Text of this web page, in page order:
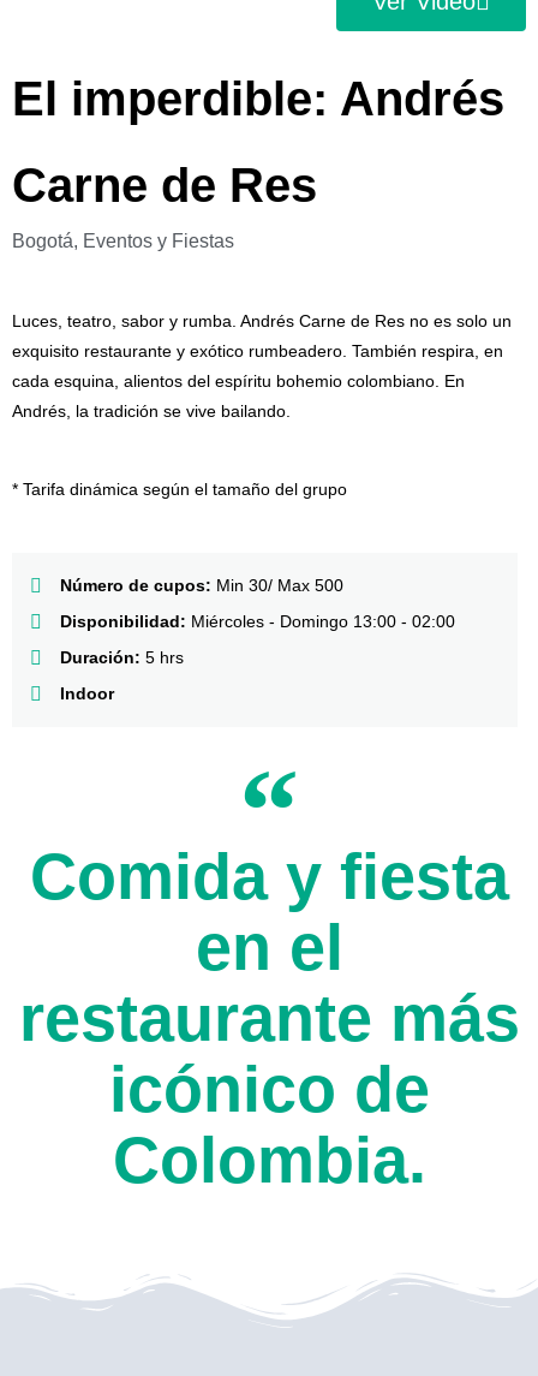
El imperdible: Andrés
Carne de Res
Bogotá, Eventos y Fiestas
Luces, teatro, sabor y rumba. Andrés Carne de Res no es solo un
exquisito restaurante y exótico rumbeadero. También respira, en
cada esquina, alientos del espíritu bohemio colombiano. En
Andrés, la tradición se vive bailando.
* Tarifa dinámica según el tamaño del grupo
Número de cupos: Min 30/ Max 500
Disponibilidad: Miércoles - Domingo 13:00 - 02:00
Duración: 5 hrs
Indoor
Comida y fiesta
en el
restaurante más
icónico de
Colombia.